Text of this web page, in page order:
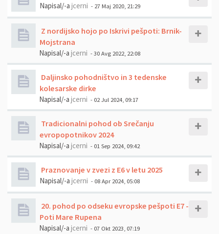
Napisal/-a jcerni - 27 Maj 2020, 21:29
Z nordijsko hojo po Iskrivi pešpoti: Brnik-
Mojstrana
Napisal/-a jcerni - 30 Avg 2022, 22:08
Daljinsko pohodništvo in 3 tedenske
kolesarske dirke
Napisal/-a jcerni - 02 Jul 2024, 09:17
Tradicionalni pohod ob Srečanju
evropopotnikov 2024
Napisal/-a jcerni - 01 Sep 2024, 09:42
Praznovanje v zvezi z E6 v letu 2025
Napisal/-a jcerni - 08 Apr 2024, 05:08
20. pohod po odseku evropske pešpoti E7 -
Poti Mare Rupena
Napisal/-a jcerni - 07 Okt 2023, 07:19